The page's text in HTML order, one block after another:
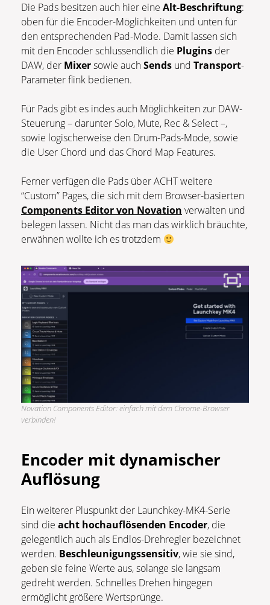
Die Pads besitzen auch hier eine Alt-Beschriftung:
oben für die Encoder-Möglichkeiten und unten für
den entsprechenden Pad-Mode. Damit lassen sich
mit den Encoder schlussendlich die Plugins der
DAW, der Mixersowie auchSends und Transport-
Parameter flink bedienen.
Für Pads gibt es indes auch Möglichkeiten zur DAW-
Steuerung – darunter Solo, Mute, Rec & Select –,
sowie logischerweise den Drum-Pads-Mode, sowie
die User Chord und das Chord Map Features.
Ferner verfügen die Pads über ACHT weitere
“Custom” Pages, die sich mit dem Browser-basierten
Components Editor von Novation verwalten und
belegen lassen. Nicht das man das wirklich bräuchte,
erwähnen wollte ich es trotzdem
Novation Components Editor: einfach mit dem Chrome-Browser
verbinden!
Encoder mit dynamischer
Auflösung
Ein weiterer Pluspunkt der Launchkey-MK4-Serie
sind die acht hochauflösenden Encoder, die
gelegentlich auch als Endlos-Drehregler bezeichnet
werden. Beschleunigungssensitiv, wie sie sind,
geben sie feine Werte aus, solange sie langsam
gedreht werden. Schnelles Drehen hingegen
ermöglicht größere Wertsprünge.